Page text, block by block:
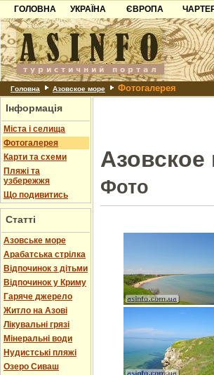
ГОЛОВНА
УКРАЇНА
Карпати
Азов
Причорноморря
Шацьк
ЄВРОПА
Чорногорія
Хорватія
Болгарія
Албанія
Головна Азовское море Фотогалерея
Інформація
Міста і селища
Фотогалерея
Карти та схеми
Пляжі та
узбережжя
Що подивитись
Статті
Азовське море
Арабатська стрілка
Відпочинок з дітьми
Відпочинок у Криму
Гаряче джерело
Житло на Азові
Лікувальні грязі
Мінеральні води
Нудистські пляжі
Озеро Сиваш
Азовское
Фото